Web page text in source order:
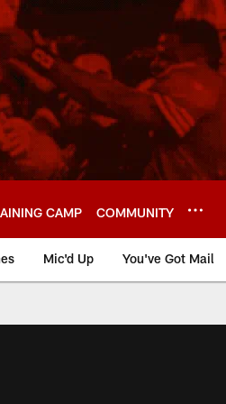
CAMP COMMUNITY
Mic'd Up You've Got Mail